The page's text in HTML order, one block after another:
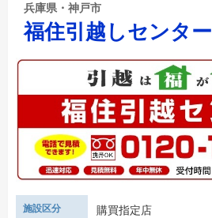
兵庫県・神戸市
福住引越しセンター
施設区分
購買指定店